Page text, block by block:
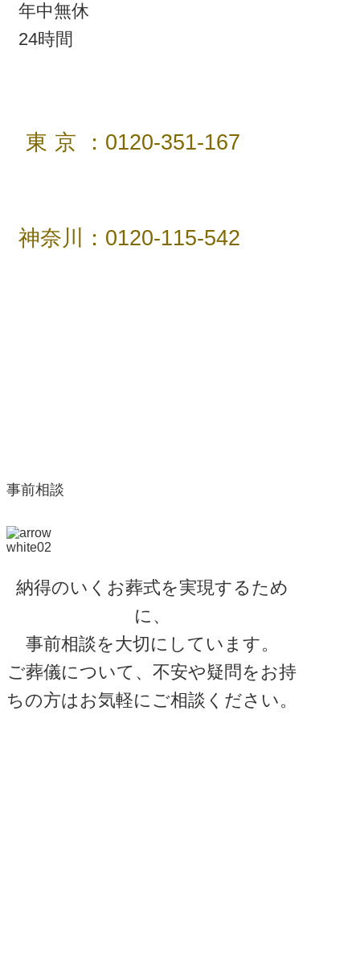
年中無休
24時間
東京 ：0120-351-167
神奈川：0120-115-542
事前相談
納得のいくお葬式を実現するため
に、
事前相談を大切にしています。
ご葬儀について、不安や疑問をお持
ちの方は お気軽にご相談ください。